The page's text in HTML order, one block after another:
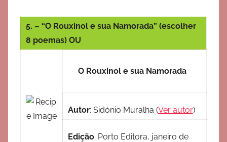
5. – “O Rouxinol e sua Namorada” (escolher
8 poemas) OU
O Rouxinol e sua Namorada
Autor: Sidónio Muralha (Ver autor)
Edição: Porto Editora, janeiro de